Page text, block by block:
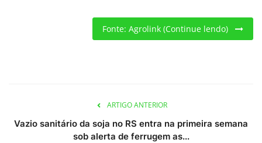
Fonte: Agrolink (Continue lendo)
ARTIGO ANTERIOR
Vazio sanitário da soja no RS entra na primeira semana
sob alerta de ferrugem as...